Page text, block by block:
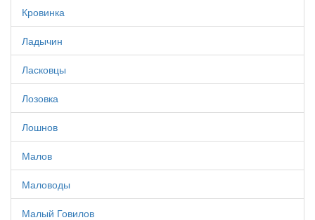
Кровинка
Ладычин
Ласковцы
Лозовка
Лошнов
Малов
Маловоды
Малый Говилов